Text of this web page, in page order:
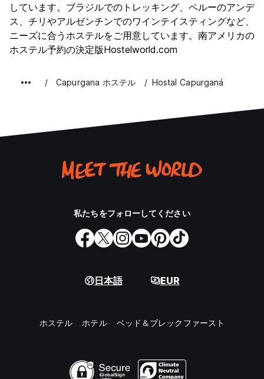
しています。ブラジルでのトレッキング、ペルーのアンデ
ス、チリやアルゼンチンでのワインテイスティングなど、
ニーズに合うホステルをご用意しています。南アメリカの
ホステル予約の決定版Hostelworld.com
Capurgana ホステル Hostal Capurganá
私たちをフォローしてください
日本語 EUR
ホステル ホテル ベッド＆ブレックファースト